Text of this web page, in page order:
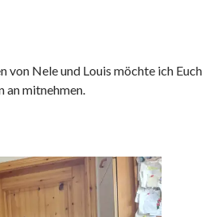
Nele und Louis möchte ich Euch
an mitnehmen.